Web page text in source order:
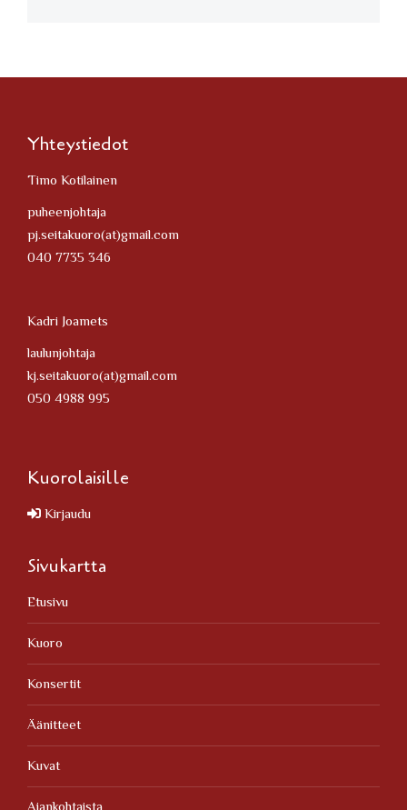
Yhteystiedot
Timo Kotilainen
puheenjohtaja
pj.seitakuoro(at)gmail.com
040 7735 346
Kadri Joamets
laulunjohtaja
kj.seitakuoro(at)gmail.com
050 4988 995
Kuorolaisille
Kirjaudu
Sivukartta
Etusivu
Kuoro
Konsertit
Äänitteet
Kuvat